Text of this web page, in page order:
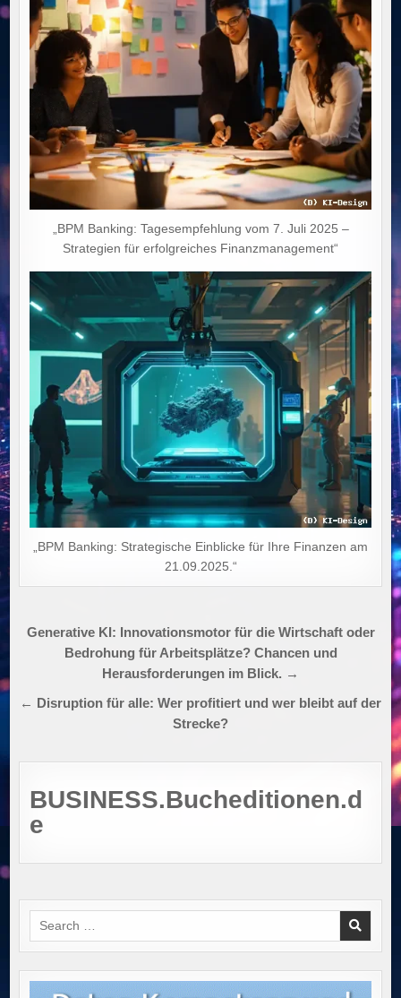
„BPM Banking: Tagesempfehlung vom 7. Juli 2025 –
Strategien für erfolgreiches Finanzmanagement“
„BPM Banking: Strategische Einblicke für Ihre Finanzen am
21.09.2025.“
Beitragsnavigation
Generative KI: Innovationsmotor für die Wirtschaft oder
Bedrohung für Arbeitsplätze? Chancen und
Herausforderungen im Blick. →
← Disruption für alle: Wer profitiert und wer bleibt auf der
Strecke?
BUSINESS.Bucheditionen.d
e
Search
for: